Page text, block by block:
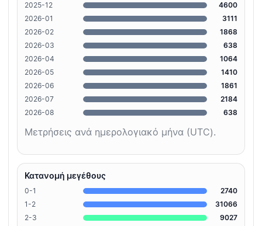
2025-12
4600
2026-01
3111
2026-02
1868
2026-03
638
2026-04
1064
2026-05
1410
2026-06
1861
2026-07
2184
2026-08
638
Μετρήσεις ανά ημερολογιακό μήνα (UTC).
Κατανομή μεγέθους
0-1
2740
1-2
31066
2-3
9027